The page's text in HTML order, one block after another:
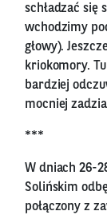
schładzać się
wchodzimy
głowy).
kriokomory.
bardziej
mocniej
***
W dniach 26-
Solińskim
połączony z